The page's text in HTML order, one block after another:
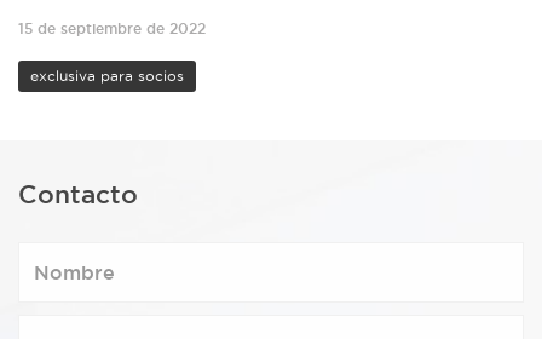
15 de septiembre de 2022
exclusiva para socios
Contacto